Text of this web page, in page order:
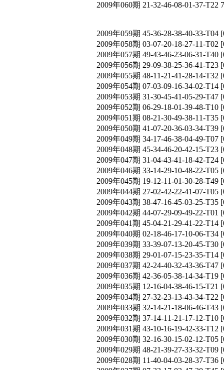
2009年060期 21-32-46-08-01-37-T22
2009年059期 45-36-28-38-40-33-
2009年058期 03-07-20-18-27-11-
2009年057期 49-43-46-23-06-31-
2009年056期 29-09-38-25-36-41-
2009年055期 48-11-21-41-28-14-
2009年054期 07-03-09-16-34-02-
2009年053期 31-30-45-41-05-29-
2009年052期 06-29-18-01-39-48-
2009年051期 08-21-30-49-38-11-
2009年050期 41-07-20-36-03-34-
2009年049期 34-17-46-38-04-49-
2009年048期 45-34-46-20-42-15-
2009年047期 31-04-43-41-18-42-
2009年046期 33-14-29-10-48-22-
2009年045期 19-12-11-01-30-28-
2009年044期 27-02-42-22-41-07-
2009年043期 38-47-16-45-03-25-
2009年042期 44-07-29-09-49-22-
2009年041期 45-04-21-29-41-22-
2009年040期 02-18-46-17-10-06-
2009年039期 33-39-07-13-20-45-
2009年038期 29-01-07-15-23-35-
2009年037期 42-24-40-32-43-36-
2009年036期 42-36-05-38-14-34-
2009年035期 12-16-04-38-46-15-
2009年034期 27-32-23-13-43-34-
2009年033期 32-14-21-18-06-46-
2009年032期 37-14-11-21-17-12-
2009年031期 43-10-16-19-42-33-
2009年030期 32-16-30-15-02-12-
2009年029期 48-21-39-27-33-32-
2009年028期 11-40-04-03-28-37-